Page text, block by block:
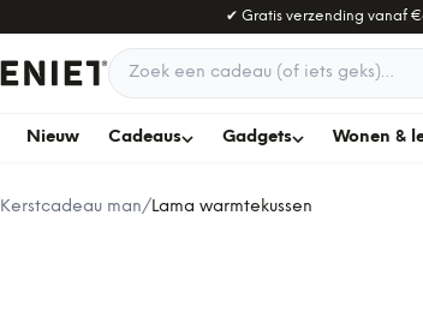
✔ Gratis verzending vanaf
Zoek een cadeau
Nieuw Cadeaus Gadgets Wonen &
Kerstcadeau man/Lama warmtekussen